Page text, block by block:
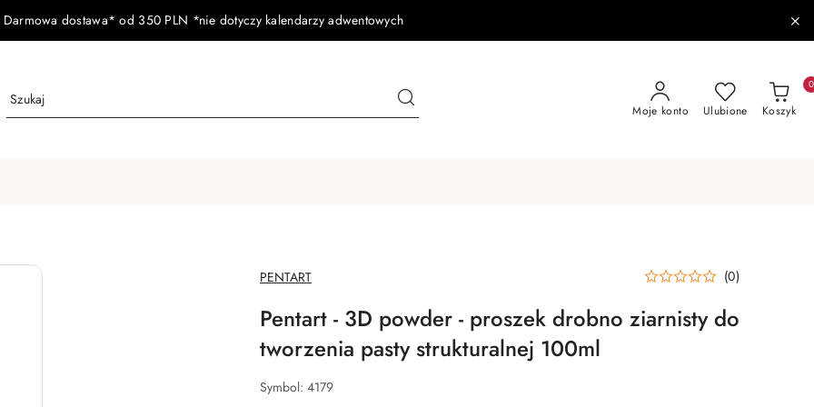
Darmowa dostawa* od 350 PLN *nie dotyczy kalendarzy adwentowych
Moje konto Ulubione Koszyk
0
NAZWA
PRODUCENTA:
PENTART (0)
Pentart - 3D powder - proszek drobno ziarnisty do
tworzenia pasty strukturalnej 100ml
Symbol: 4179